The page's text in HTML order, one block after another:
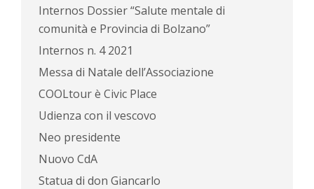
Internos Dossier “Salute mentale di
comunità e Provincia di Bolzano”
Internos n. 4 2021
Messa di Natale dell’Associazione
COOLtour è Civic Place
Udienza con il vescovo
Neo presidente
Nuovo CdA
Statua di don Giancarlo